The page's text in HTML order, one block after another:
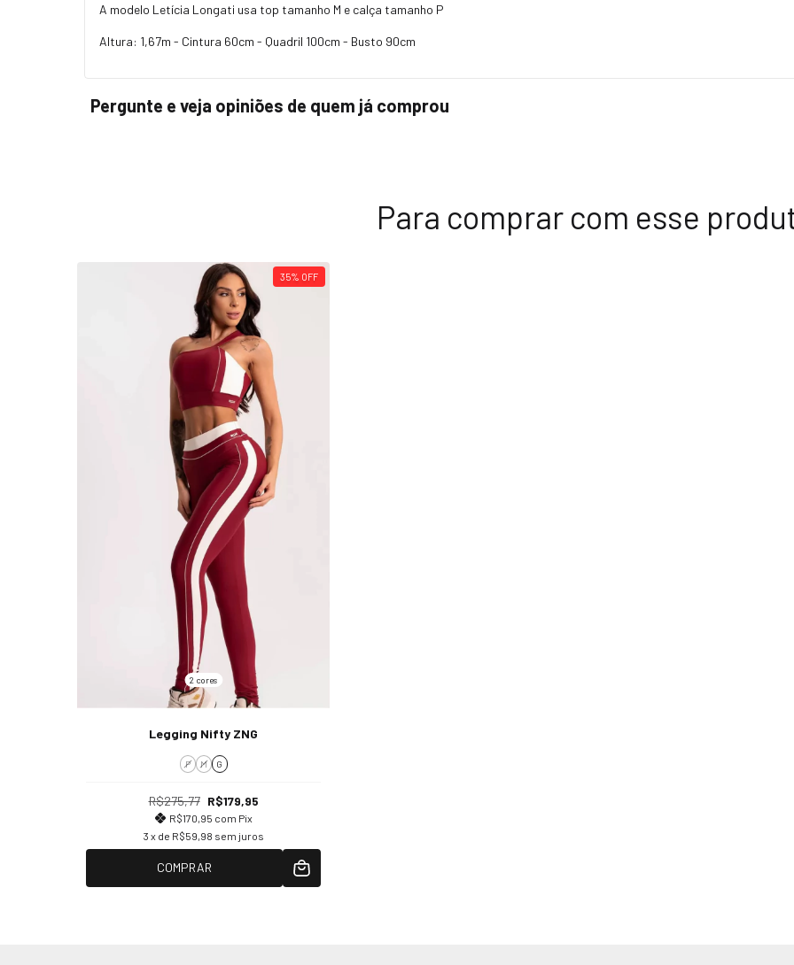
A modelo Letícia Longati usa top tamanho M e calça tamanho P
Altura: 1,67m - Cintura 60cm - Quadril 100cm - Busto 90cm
Pergunte e veja opiniões de quem já comprou
Para comprar com esse
35% OFF
2 cores
Legging Nifty ZNG
P M G
R$275,77 R$179,95
R$170,95 com Pix
3 x de R$59,98 sem juros
COMPRAR